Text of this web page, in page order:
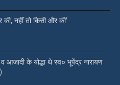
नहीं तो किसी और की’
व आजादी के योद्धा थे स्व० भूपेंद्र नारायण